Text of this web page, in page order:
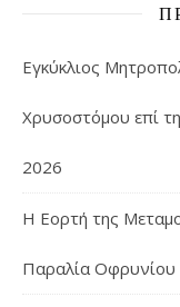
Εγκύκλιος
Χρυσοστόμου επί
2026
Η Εορτή της
Παραλία Οφρυνίου